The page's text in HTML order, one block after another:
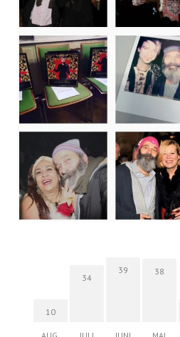
10
34
39 38